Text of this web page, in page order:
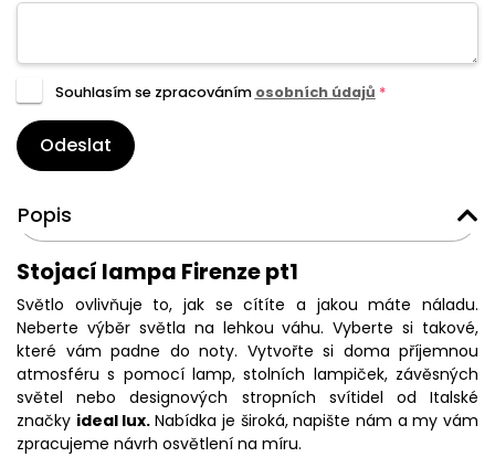
Souhlasím se zpracováním osobních údajů *
Odeslat
Popis
Stojací lampa Firenze pt1
Světlo ovlivňuje to, jak se cítíte a jakou máte náladu.
Neberte výběr světla na lehkou váhu. Vyberte si takové,
které vám padne do noty. Vytvořte si doma příjemnou
atmosféru s pomocí lamp, stolních lampiček, závěsných
světel nebo designových stropních svítidel od Italské
značky ideal lux.Nabídka je široká, napište nám a my vám
zpracujeme návrh osvětlení na míru.